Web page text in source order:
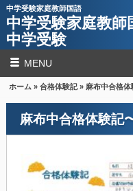
中学受験家庭教師国語
中学受験家庭教
中学受験
MENU
ホーム »合格体験記» 麻布中合格体
麻布中合格体験記